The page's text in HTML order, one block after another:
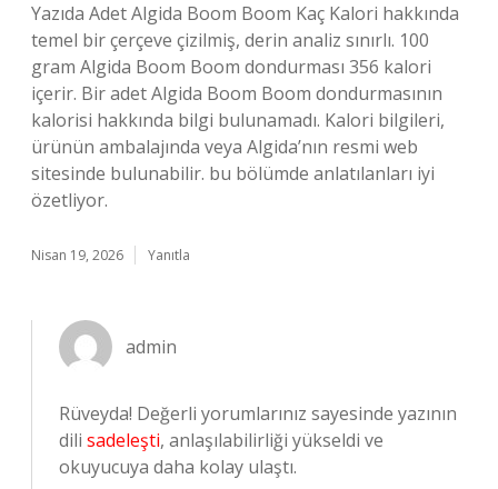
Yazıda Adet Algida Boom Boom Kaç Kalori hakkında
temel bir çerçeve çizilmiş, derin analiz sınırlı. 100
gram Algida Boom Boom dondurması 356 kalori
içerir. Bir adet Algida Boom Boom dondurmasının
kalorisi hakkında bilgi bulunamadı. Kalori bilgileri,
ürünün ambalajında veya Algida’nın resmi web
sitesinde bulunabilir. bu bölümde anlatılanları iyi
özetliyor.
Nisan 19, 2026 Yanıtla
admin
Rüveyda! Değerli yorumlarınız sayesinde yazının
dili sadeleşti, anlaşılabilirliği yükseldi ve
okuyucuya daha kolay ulaştı.